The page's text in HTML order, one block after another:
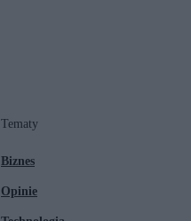
Tematy
Biznes
Opinie